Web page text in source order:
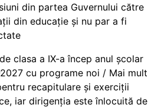
din partea Guvernului către
din educație și nu par a fi
clasa a IX-a încep anul școlar
cu programe noi / Mai mult
recapitulare și exerciții
iar dirigenția este înlocuită de